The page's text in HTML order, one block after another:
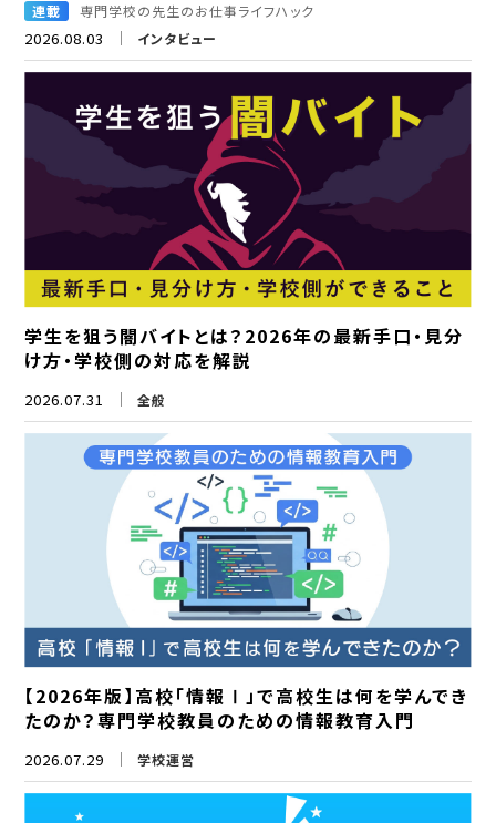
2026.08.03 インタビュー
連載 専門学校の先生のお仕事ライフハック
学生を狙う闇バイトとは？2026年の最新手口・見分
け方・学校側の対応を解説
2026.07.31 全般
【2026年版】高校「情報Ⅰ」で高校生は何を学んでき
たのか？専門学校教員のための情報教育入門
2026.07.29 学校運営